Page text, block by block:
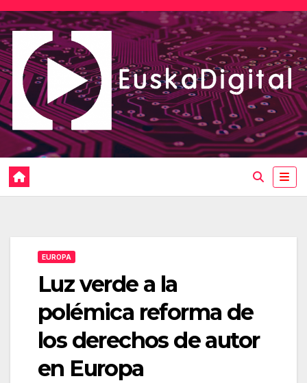
Saltar
al
contenido
EUROPA
Luz verde a la
polémica reforma de
los derechos de autor
en Europa